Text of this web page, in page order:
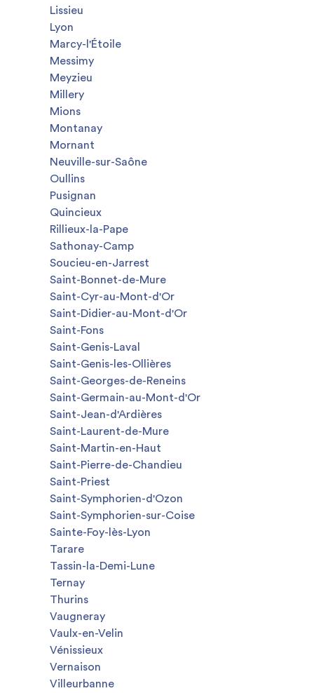
Lissieu
Lyon
Marcy-l'Étoile
Messimy
Meyzieu
Millery
Mions
Montanay
Mornant
Neuville-sur-Saône
Oullins
Pusignan
Quincieux
Rillieux-la-Pape
Sathonay-Camp
Soucieu-en-Jarrest
Saint-Bonnet-de-Mure
Saint-Cyr-au-Mont-d'Or
Saint-Didier-au-Mont-d'Or
Saint-Fons
Saint-Genis-Laval
Saint-Genis-les-Ollières
Saint-Georges-de-Reneins
Saint-Germain-au-Mont-d'Or
Saint-Jean-d'Ardières
Saint-Laurent-de-Mure
Saint-Martin-en-Haut
Saint-Pierre-de-Chandieu
Saint-Priest
Saint-Symphorien-d'Ozon
Saint-Symphorien-sur-Coise
Sainte-Foy-lès-Lyon
Tarare
Tassin-la-Demi-Lune
Ternay
Thurins
Vaugneray
Vaulx-en-Velin
Vénissieux
Vernaison
Villeurbanne